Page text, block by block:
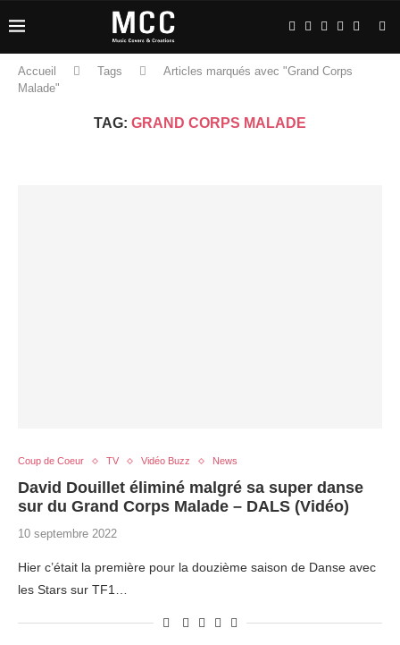
Accueil Tags
Articles marqués avec "Grand Corps
Malade"
TAG: GRAND CORPS MALADE
Coup de Coeur TV Vidéo Buzz News
David Douillet éliminé malgré sa super danse
sur du Grand Corps Malade – DALS (Vidéo)
10 septembre 2022
Hier c’était la première pour la douzième saison de Danse avec
les Stars sur TF1…